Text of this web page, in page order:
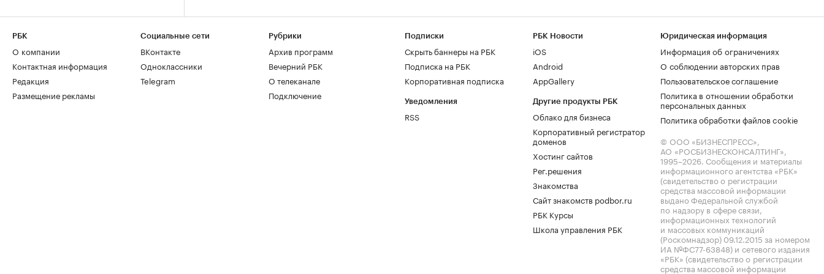
РБК
О компании
Контактная информация
Редакция
Размещение рекламы
Социальные сети
ВКонтакте
Одноклассники
Telegram
Рубрики
Архив программ
Вечерний РБК
О телеканале
Подключение
Подписки
Скрыть баннеры на РБК
Подписка на РБК
Корпоративная подписка
Уведомления
RSS
РБК Новости
iOS
Android
AppGallery
Другие продукты РБК
Облако для бизнеса
Корпоративный регистратор
доменов
Хостинг сайтов
Рег.решения
Знакомства
Сайт знакомств podbor.ru
РБК Курсы
Школа управления РБК
Юридическая информация
Информация об ограничениях
О соблюдении авторских прав
Пользовательское соглашение
Политика в отношении обработки
персональных данных
Политика обработки файлов cookie
© ООО «БИЗНЕСПРЕСС»,
АО «РОСБИЗНЕСКОНСАЛТИНГ»,
1995–2026. Сообщения и материалы
информационного агентства «РБК»
(свидетельство о регистрации
средства массовой информации
выдано Федеральной службой
по надзору в сфере связи,
информационных технологий
и массовых коммуникаций
(Роскомнадзор) 09.12.2015 за номером
ИА №ФС77-63848) и сетевого издания
«РБК» (свидетельство о регистрации
средства массовой информации